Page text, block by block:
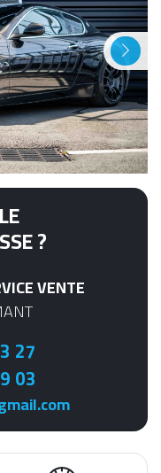
Next
?
VENTE
27
03